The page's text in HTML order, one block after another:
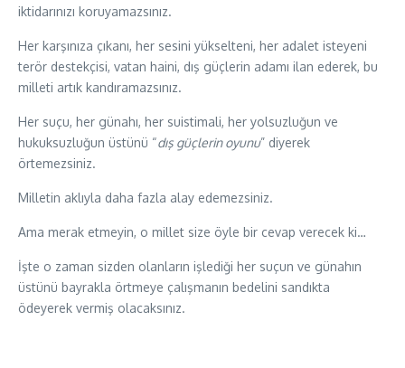
iktidarınızı koruyamazsınız.
Her karşınıza çıkanı, her sesini yükselteni, her adalet isteyeni
terör destekçisi, vatan haini, dış güçlerin adamı ilan ederek, bu
milleti artık kandıramazsınız.
Her suçu, her günahı, her suistimali, her yolsuzluğun ve
hukuksuzluğun üstünü “dış güçlerin oyunu” diyerek
örtemezsiniz.
Milletin aklıyla daha fazla alay edemezsiniz.
Ama merak etmeyin, o millet size öyle bir cevap verecek ki…
İşte o zaman sizden olanların işlediği her suçun ve günahın
üstünü bayrakla örtmeye çalışmanın bedelini sandıkta
ödeyerek vermiş olacaksınız.